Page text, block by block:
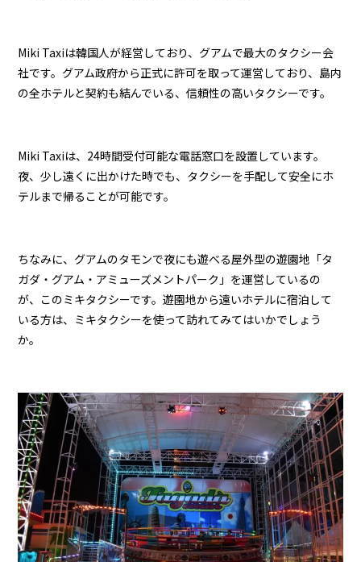
Miki Taxiは韓国人が経営しており、グアムで最大のタクシー会
社です。グアム政府から正式に許可を取って運営しており、島内
の全ホテルと契約も結んでいる、信頼性の高いタクシーです。
Miki Taxiは、24時間受付可能な電話窓口を設置しています。
夜、少し遠くに出かけた時でも、タクシーを手配して安全にホ
テルまで帰ることが可能です。
ちなみに、グアムのタモンで夜にも遊べる屋外型の遊園地「タ
ガダ・グアム・アミューズメントパーク」を運営しているの
が、このミキタクシーです。遊園地から遠いホテルに宿泊して
いる方は、ミキタクシーを使って訪れてみてはいかでしょう
か。